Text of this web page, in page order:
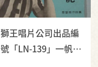
獅王唱片公司出品編
號「LN-139」一帆、